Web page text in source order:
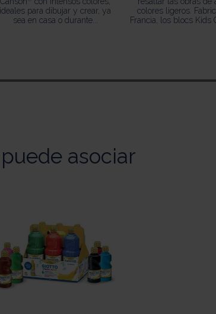
ideales para dibujar y crear, ya
sea en casa o durante...
colores ligeros.
Francia, los blocs Kids
asociar